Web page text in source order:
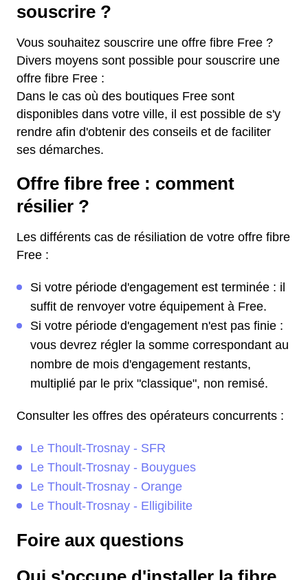
souscrire ?
Vous souhaitez souscrire une offre fibre Free ?
Divers moyens sont possible pour souscrire une
offre fibre Free :
Dans le cas où des boutiques Free sont
disponibles dans votre ville, il est possible de s'y
rendre afin d'obtenir des conseils et de faciliter
ses démarches.
Offre fibre free : comment
résilier ?
Les différents cas de résiliation de votre offre fibre
Free :
Si votre période d'engagement est terminée : il
suffit de renvoyer votre équipement à Free.
Si votre période d'engagement n'est pas finie :
vous devrez régler la somme correspondant au
nombre de mois d'engagement restants,
multiplié par le prix "classique", non remisé.
Consulter les offres des opérateurs concurrents :
Le Thoult-Trosnay - SFR
Le Thoult-Trosnay - Bouygues
Le Thoult-Trosnay - Orange
Le Thoult-Trosnay - Elligibilite
Foire aux questions